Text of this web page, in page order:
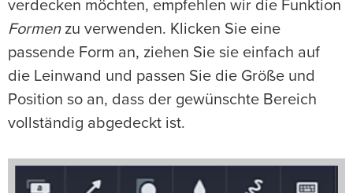
verdecken möchten, empfehlen wir die Funktion
Formenzu verwenden. Klicken Sie eine
passende Form an, ziehen Sie sie einfach auf
die Leinwand und passen Sie die Größe und
Position so an, dass der gewünschte Bereich
vollständig abgedeckt ist.